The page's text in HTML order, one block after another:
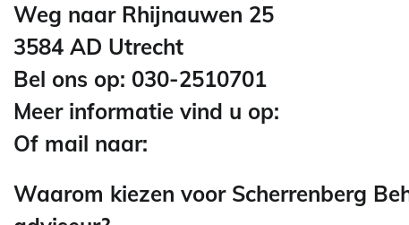
Weg naar Rhijnauwen 25
3584 AD Utrecht
Bel ons op: 030-2510701
Meer informatie vind u op:
Of mail naar:
Waarom kiezen voor Scherrenberg